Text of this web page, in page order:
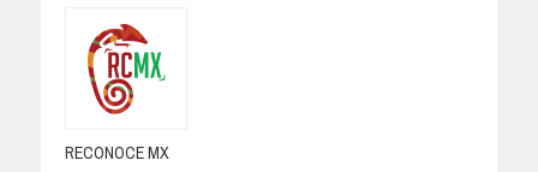
RECONOCE MX